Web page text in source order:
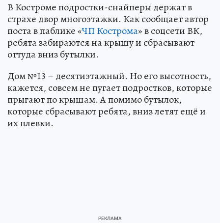
В Костроме подростки-снайперы держат в
страхе двор многоэтажки. Как сообщает автор
поста в паблике «ЧП Кострома» в соцсети ВК,
ребята забираются на крышу и сбрасывают
оттуда вниз бутылки.
Дом №13 – десятиэтажный. Но его высотность,
кажется, совсем не пугает подростков, которые
прыгают по крышам. А помимо бутылок,
которые сбрасывают ребята, вниз летят ещё и
их плевки.